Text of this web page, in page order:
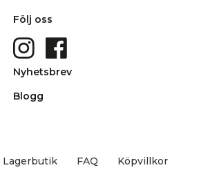
Följ oss
Nyhetsbrev
Blogg
Lagerbutik FAQ
Köpvillkor